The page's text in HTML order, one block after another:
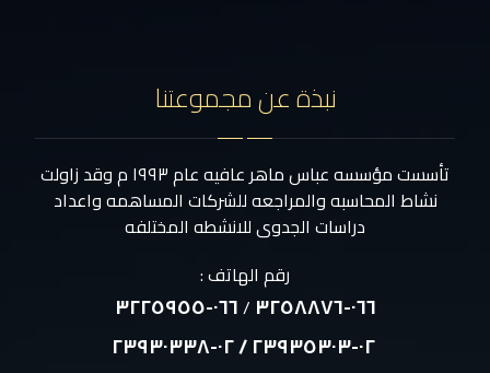
نبذة عن مجموعتنا
تأسست مؤسسه عباس ماهر عافيه عام ١٩٩٣ م وقد زاولت
نشاط المحاسبه والمراجعه للشركات المساهمه واعداد
دراسات الجدوى للانشطه المختلفه
رقم الهاتف :
٠٦٦-٣٢٥٨٨٧٦ /٠٦٦-٣٢٢٥٩٥٥
٠٢-٢٣٩٣٥٣٠٣ / ٠٢-٢٣٩٣٠٣٣٨